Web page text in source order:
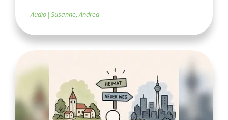
Audio Susanne, Andrea